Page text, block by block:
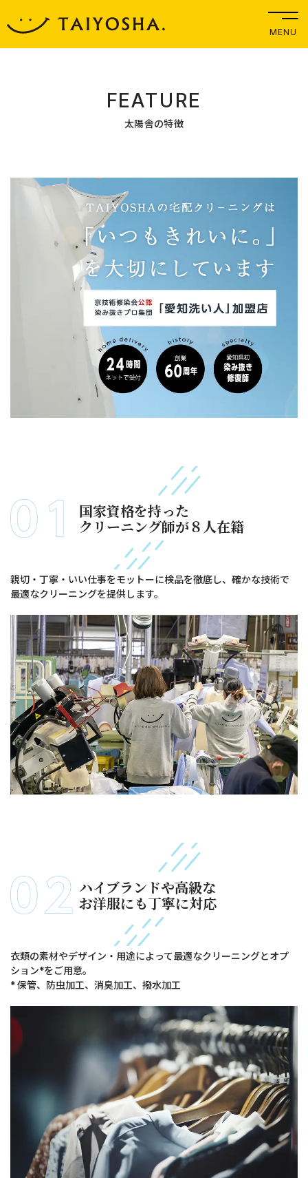
MENU
FEATURE
太陽舎の特徴
国家資格を持った
クリーニング師が８人在籍
親切・丁寧・いい仕事をモットーに検品を徹底し、確かな技術で
最適なクリーニングを提供します。
ハイブランドや高級な
お洋服にも丁寧に対応
衣類の素材やデザイン・用途によって最適なクリーニングとオプ
ション*をご用意。
* 保管、防虫加工、消臭加工、撥水加工